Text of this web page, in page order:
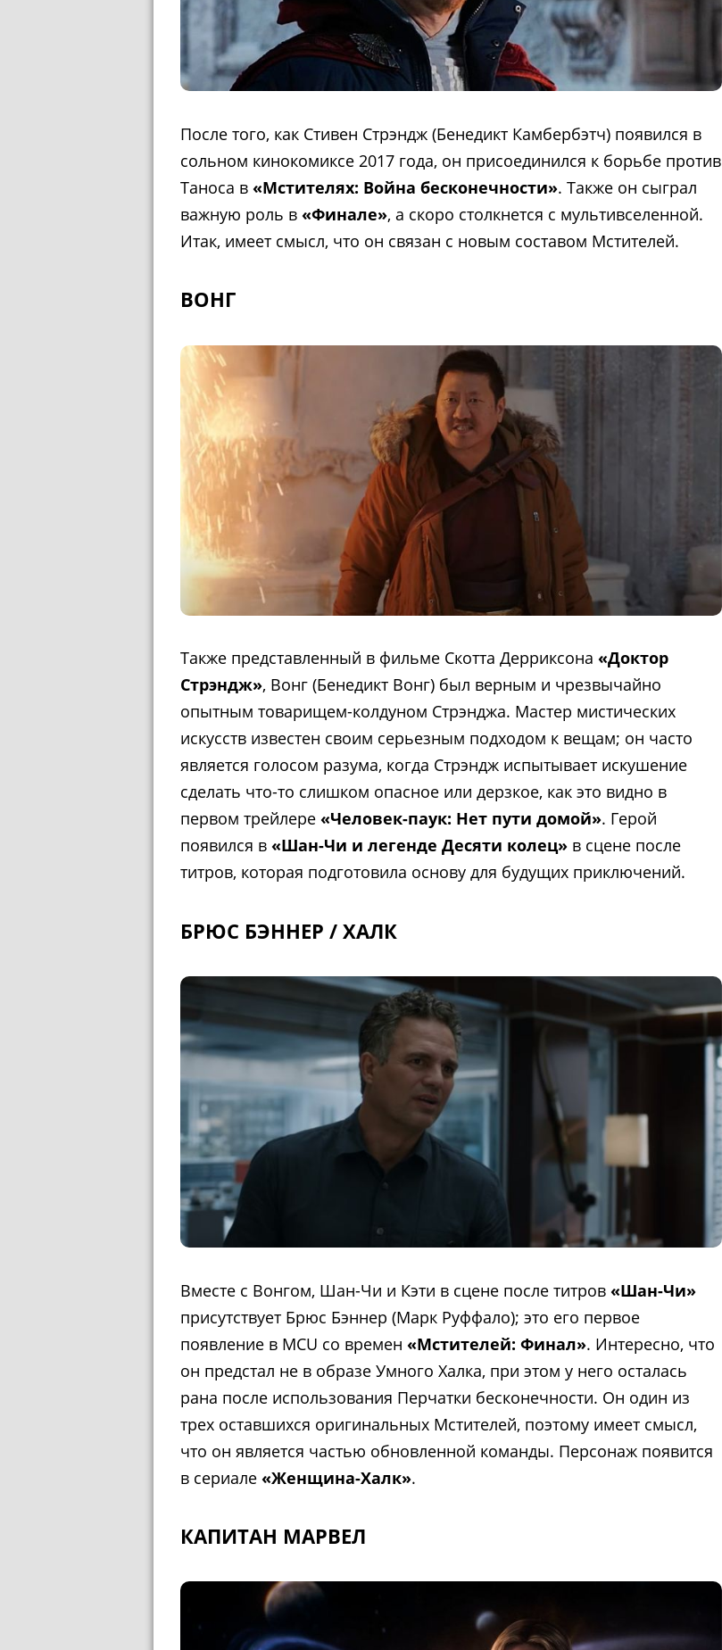
После того, как Стивен Стрэндж (Бенедикт Камбербэтч) появился в
сольном кинокомиксе 2017 года, он присоединился к борьбе против
Таноса в «Мстителях: Война бесконечности». Также он сыграл
важную роль в «Финале», а скоро столкнется с мультивселенной.
Итак, имеет смысл, что он связан с новым составом Мстителей.
ВОНГ
Также представленный в фильме Скотта Дерриксона «Доктор
Стрэндж», Вонг (Бенедикт Вонг) был верным и чрезвычайно
опытным товарищем-колдуном Стрэнджа. Мастер мистических
искусств известен своим серьезным подходом к вещам; он часто
является голосом разума, когда Стрэндж испытывает искушение
сделать что-то слишком опасное или дерзкое, как это видно в
первом трейлере «Человек-паук: Нет пути домой». Герой
появился в «Шан-Чи и легенде Десяти колец» в сцене после
титров, которая подготовила основу для будущих приключений.
БРЮС БЭННЕР / ХАЛК
Вместе с Вонгом, Шан-Чи и Кэти в сцене после титров «Шан-Чи»
присутствует Брюс Бэннер (Марк Руффало); это его первое
появление в MCU со времен «Мстителей: Финал». Интересно, что
он предстал не в образе Умного Халка, при этом у него осталась
рана после использования Перчатки бесконечности. Он один из
трех оставшихся оригинальных Мстителей, поэтому имеет смысл,
что он является частью обновленной команды. Персонаж появится
в сериале «Женщина-Халк».
КАПИТАН МАРВЕЛ